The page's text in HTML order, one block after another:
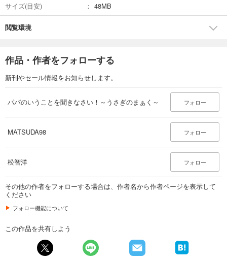
サイズ(目安)
48MB
閲覧環境
作品・作者をフォローする
新刊やセール情報をお知らせします。
パパのいうことを聞きなさい！～うさぎのまぁく～ フォロー
MATSUDA98 フォロー
松智洋 フォロー
その他の作者をフォローする場合は、作者名から作者ページを表示して
ください
フォロー機能について
この作品を共有しよう